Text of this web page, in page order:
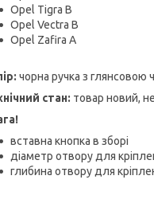
Opel Tigra B
Opel Vectra B
Opel Zafira A
чорна ручка з
стан: товар новий,
вставна кнопка в зборі
діаметр отвору для
глибина отвору для